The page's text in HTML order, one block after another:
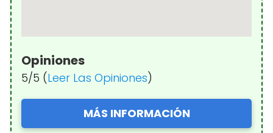
Opiniones
5/5 (Leer Las Opiniones)
MÁS INFORMACIÓN